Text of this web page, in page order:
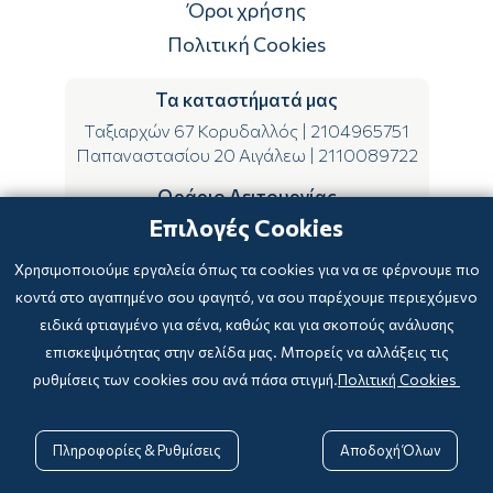
Όροι χρήσης
Πολιτική Cookies
Τα καταστήματά μας
Ταξιαρχών 67 Κορυδαλλός
2104965751
Παπαναστασίου 20 Αιγάλεω
2110089722
Ωράριο Λειτουργίας
ΔΕ-ΤΕ-ΣΑ 09:00-15:00
Επιλογές Cookies
Χρησιμοποιούμε εργαλεία όπως τα cookies για να σε φέρνουμε πιο
κοντά στο αγαπημένο σου φαγητό, να σου παρέχουμε περιεχόμενο
ειδικά φτιαγμένο για σένα, καθώς και για σκοπούς ανάλυσης
επισκεψιμότητας στην σελίδα μας. Μπορείς να αλλάξεις τις
ρυθμίσεις των cookies σου ανά πάσα στιγμή.Πολιτική Cookies
Πληροφορίες & Ρυθμίσεις Αποδοχή Όλων